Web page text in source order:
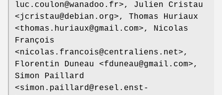
luc.coulon@wanadoo.fr>, Julien Cristau
<jcristau@debian.org>, Thomas Huriaux
<thomas.huriaux@gmail.com>, Nicolas
François
<nicolas.francois@centraliens.net>,
Florentin Duneau <fduneau@gmail.com>,
Simon Paillard
<simon.paillard@resel.enst-